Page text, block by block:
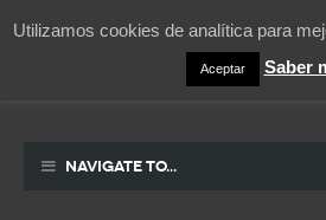
La vida contada en un
Navigate to...
Utilizamos cookies de analítica para
Aceptar Saber